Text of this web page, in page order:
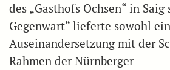
des „Gasthofs Ochsen“ in Saig
Gegenwart“ lieferte sowohl
Auseinandersetzung mit der
Rahmen der Nürnberger